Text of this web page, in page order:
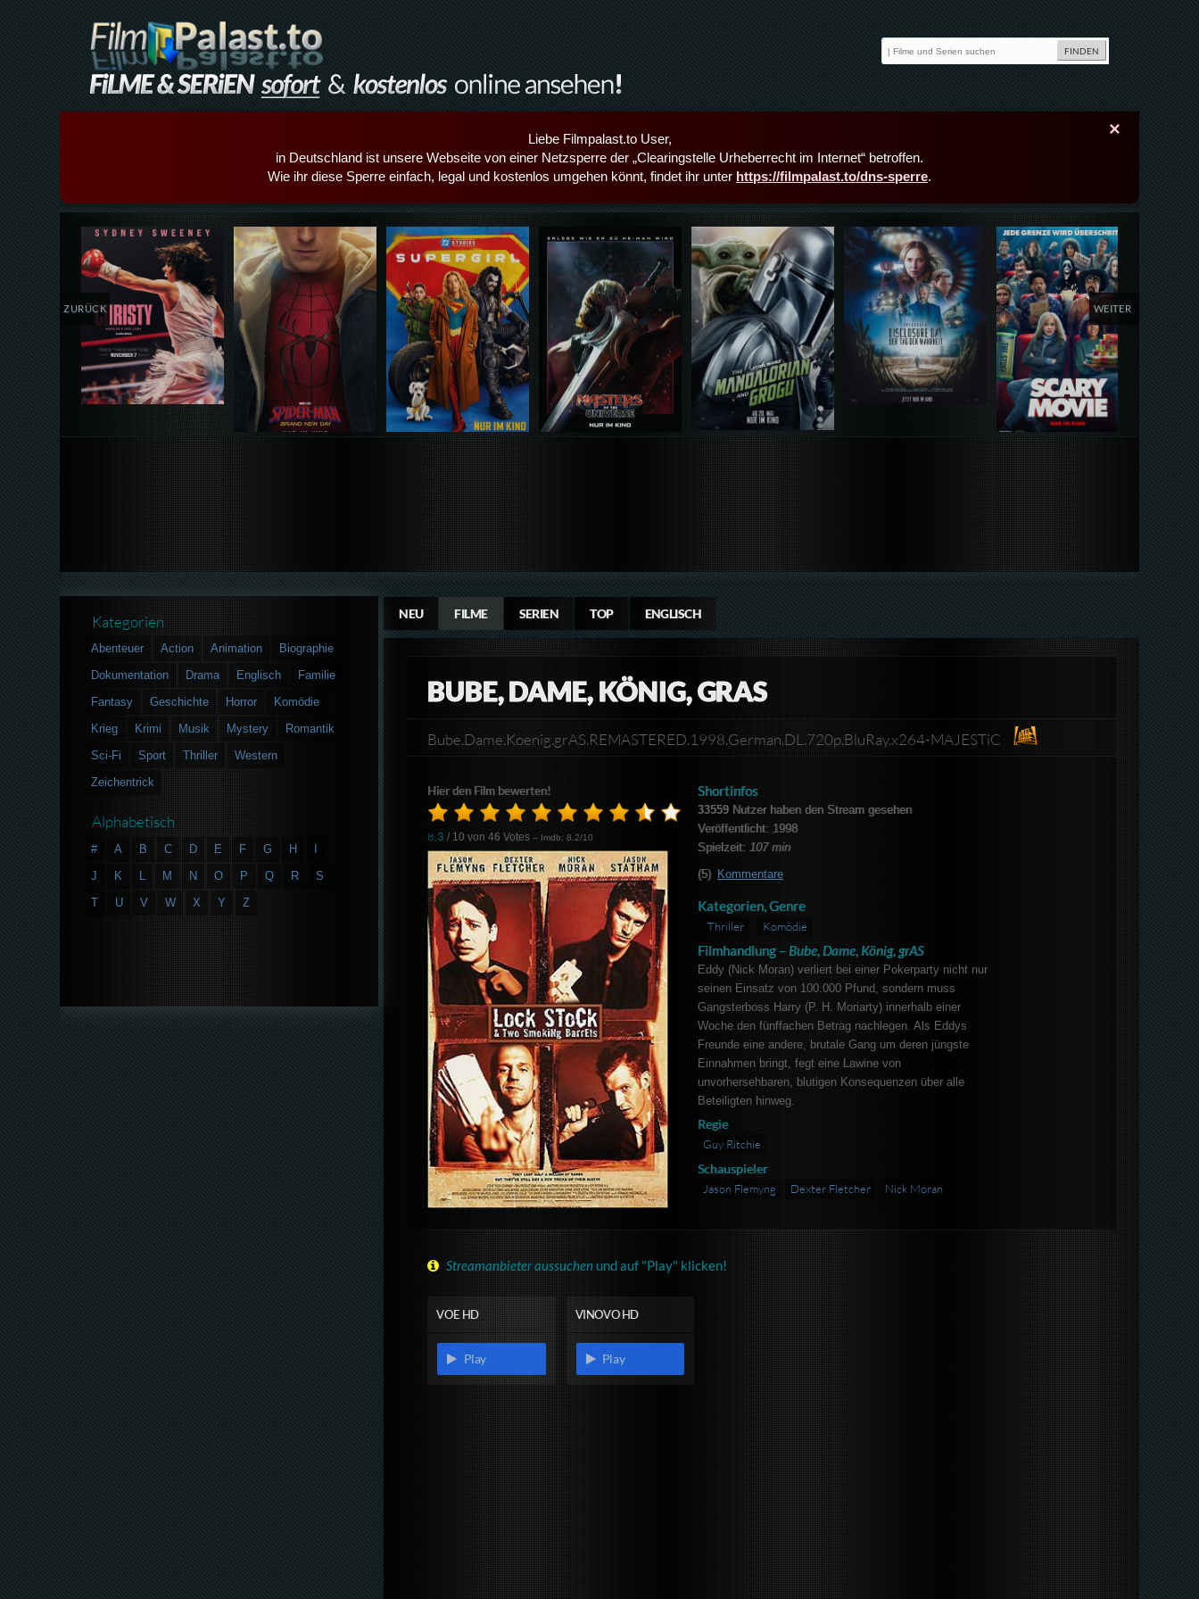
×
Liebe Filmpalast.to User,
in Deutschland ist unsere Webseite von einer Netzsperre der „Clearingstelle Urheberrecht im Internet“ betroffen.
Wie ihr diese Sperre einfach, legal und kostenlos umgehen könnt, findet ihr unter https://filmpalast.to/dns-sperre.
Details,Play Details,Play Details,Play Details,Play Details,Play Details,Play Details,Play
ZURÜCK WEITER
NEU FILME SERIEN TOP ENGLISCH
BUBE, DAME, KÖNIG, GRAS
Bube.Dame.Koenig.grAS.REMASTERED.1998.German.DL.720p.BluRay.x264-MAJESTiC
Hier den Film bewerten!
8.3 / 10 von46 Votes – Imdb: 8.2/10
Shortinfos
33559Nutzer haben den Stream gesehen
Veröffentlicht: 1998
Spielzeit: 107 min
(5) Kommentare
Kategorien, Genre
Thriller Komödie
Filmhandlung – Bube, Dame, König, grAS
Eddy (Nick Moran) verliert bei einer Pokerparty nicht nur
seinen Einsatz von 100.000 Pfund, sondern muss
Gangsterboss Harry (P. H. Moriarty) innerhalb einer
Woche den fünffachen Betrag nachlegen. Als Eddys
Freunde eine andere, brutale Gang um deren jüngste
Einnahmen bringt, fegt eine Lawine von
unvorhersehbaren, blutigen Konsequenzen über alle
Beteiligten hinweg.
Regie
Guy Ritchie
Schauspieler
Jason Flemyng Dexter Fletcher Nick Moran
Streamanbieter aussuchen und auf "Play" klicken!
VOE HD
Play
VINOVO HD
Play
Kategorien
Abenteuer Action Animation
Biographie
Dokumentation
Drama Englisch
Familie
Fantasy
Geschichte Horror
Komödie
Krieg
Krimi Musik Mystery
Romantik
Sci-Fi
Sport Thriller
Western
Zeichentrick
Alphabetisch
# A B C D E F G H
J
K L M N O P Q R
S
T
U V W X Y Z